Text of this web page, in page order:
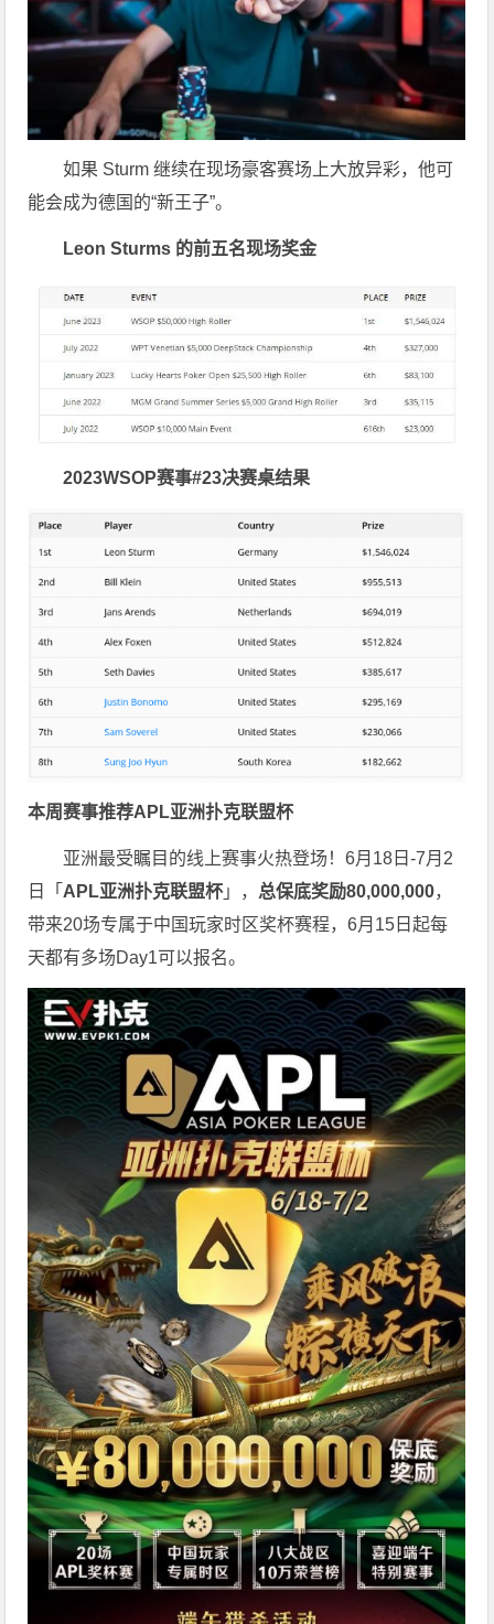
如果 Sturm 继续在现场豪客赛场上大放异彩，他可
能会成为德国的“新王子”。
Leon Sturms 的前五名现场奖金
2023WSOP赛事#23决赛桌结果
本周赛事推荐APL亚洲扑克联盟杯
亚洲最受瞩目的线上赛事火热登场！6月18日-7月2
日「 APL亚洲扑克联盟杯 」， 总保底奖励80,000,000，
带来20场专属于中国玩家时区奖杯赛程，6月15日起每
天都有多场Day1可以报名。